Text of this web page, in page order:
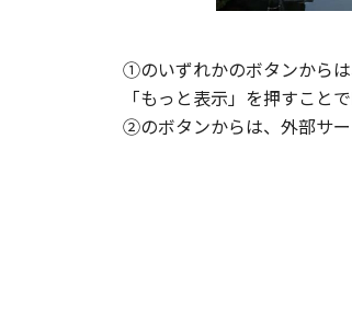
①のいずれかのボタンからは
「もっと表示」を押すこと
②のボタンからは、外部サー